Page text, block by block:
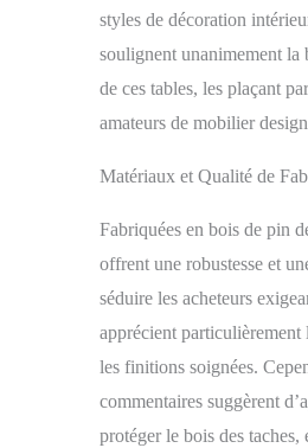
styles de décoration
soulignent unanimement la
de ces tables, les plaçant
amateurs de mobilier
Matériaux et Qualité de
Fabriquées en bois de pin
offrent une robustesse et
séduire les acheteurs
apprécient particulièrement
les finitions soignées.
commentaires suggèrent
protéger le bois des taches,